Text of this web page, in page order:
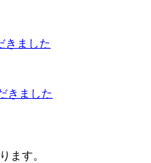
きました
きました
ます。